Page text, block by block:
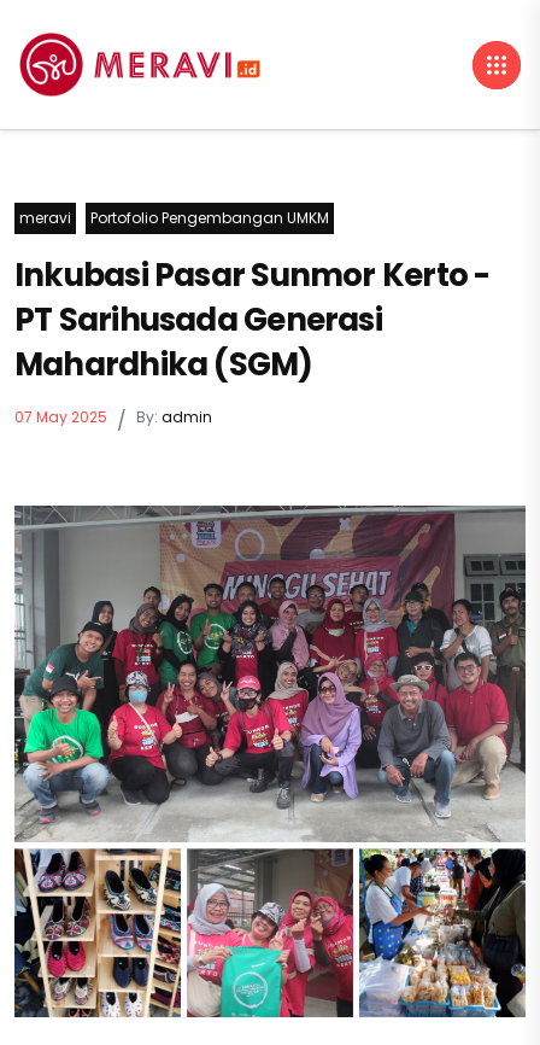
meravi Portofolio Pengembangan UMKM
Inkubasi Pasar Sunmor Kerto -
PT Sarihusada Generasi
Mahardhika (SGM)
07 May 2025 / By: admin